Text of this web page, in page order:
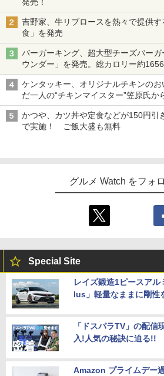
吉野家、牛リブロースを熱々で提供
食」を発売
バーガーキング、超大型チーズバー
ウンダー」を発売。総カロリー約
ケンタッキー、オリジナルチキンの
だ一人の“チキンマイスター”笠原氏か
かつや、カツ丼や定食などが150円引
で実施！ ご飯大盛も無料
グルメ Watch をフォ
Special Site
レイズ鍛造1ピースア
lus」軽量なままに剛性
「ドスパラTV」の配信
入!人気の秘訣に迫る!!
Amazon プライムデー